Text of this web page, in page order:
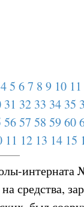
4 5 6 7 8 9 10 11
31 32 33 34 35
56 57 58 59 60
11 12 13 14 15
средства,